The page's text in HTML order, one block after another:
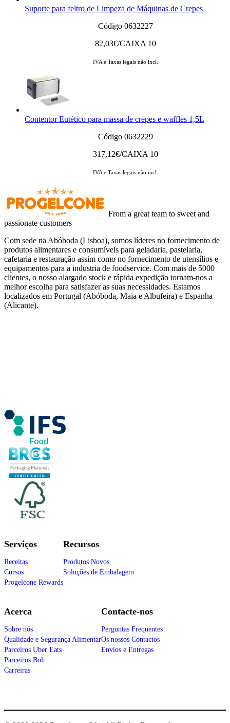
Suporte para feltro de Limpeza de Máquinas de Crepes
Código 0632227
82,03€/CAIXA 10
IVA e Taxas legais não incl.
Contentor Eutético para massa de crepes e waffles 1,5L
Código 0632229
317,12€/CAIXA 10
IVA e Taxas legais não incl.
From a great team to sweet and
passionate customers
Com sede na Abóboda (Lisboa), somos líderes no fornecimento de
produtos alimentares e consumíveis para geladaria, pastelaria,
cafetaria e restauração assim como no fornecimento de utensílios e
equipamentos para a industria de foodservice. Com mais de 5000
clientes, o nosso alargado stock e rápida expedição tornam-nos a
melhor escolha para satisfazer as suas necessidades. Estamos
localizados em Portugal (Abóboda, Maia e Albufeira) e Espanha
(Alicante).
Serviços
Receitas
Cursos
Progelcone Rewards
Recursos
Produtos Novos
Soluções de Embalagem
Acerca
Sobre nós
Qualidade e Segurança Alimentar
Parceiros Uber Eats
Parceiros Bolt
Carreiras
Contacte-nos
Perguntas Frequentes
Os nossos Contactos
Envios e Entregas